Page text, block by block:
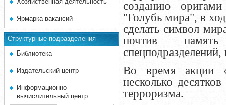
Ярмарка вакансий
Структурные подразделения
Библиотека
Издательский центр
Информационно-
вычислительный центр
созданию
"Голубь мира", в
сделать символ
почтив
Во время акции
несколько
терроризма.